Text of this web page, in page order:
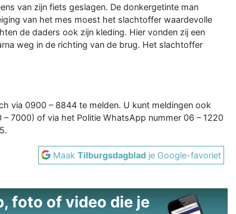
van zijn fiets geslagen. De donkergetinte man
van het mes moest het slachtoffer waardevolle
de daders ook zijn kleding. Hier vonden zij een
weg in de richting van de brug. Het slachtoffer
via 0900 – 8844 te melden. U kunt meldingen ook
7000) of via het Politie WhatsApp nummer 06 – 1220
MaakTilburgsdagblad je Google-favoriet
foto of video die je